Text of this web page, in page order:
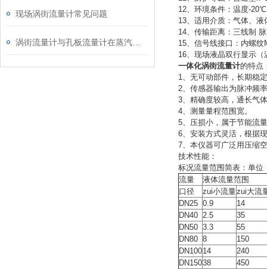
现场涡街流量计常见问题
12、环境条件：温度-
13、适用介质：气体、液
14、传输距离：三线制
15、信号线接口：内螺纹
16、现场液晶双行显示
一体化涡街流量计的特点
1、无可动部件，长期稳
2、传感器输出为脉冲频
3、精确度较高，通长气
4、测量量程范围宽。
5、压损小，属于节能流
6、安装方式灵活，根据
7、本仪器可广泛用压缩
技术性能：
标况流量范围简表：单位
流量 液体流量范围
口径
zui小流量zui大流
DN25 0.9
14
DN40 2.5
35
DN50 3.3
55
DN80 8
150
DN10014
240
DN15038
450